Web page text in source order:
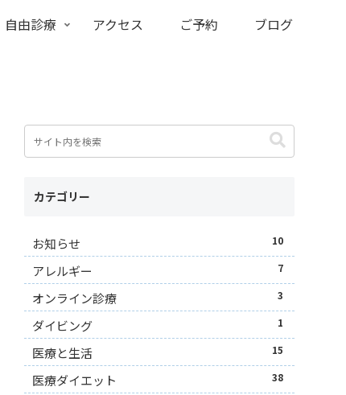
自由診療 アクセス ご予約 ブログ
カテゴリー
お知らせ 10
アレルギー 7
オンライン診療 3
ダイビング 1
医療と生活 15
医療ダイエット 38